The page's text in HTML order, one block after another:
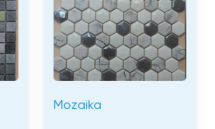
Mozaika